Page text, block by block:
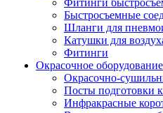
Фитинги
Быстросъемные
Шланги для
Катушки для
Фитинги
Окрасочное оборудование
Окрасочно-
Посты подготовки
Инфракрасные